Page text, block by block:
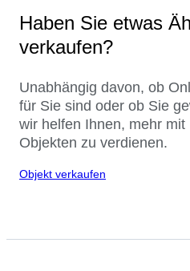
Haben Sie etwas
verkaufen?
Unabhängig davon, ob
für Sie sind oder ob Sie
wir helfen Ihnen, mehr
Objekten zu verdienen.
Objekt verkaufen